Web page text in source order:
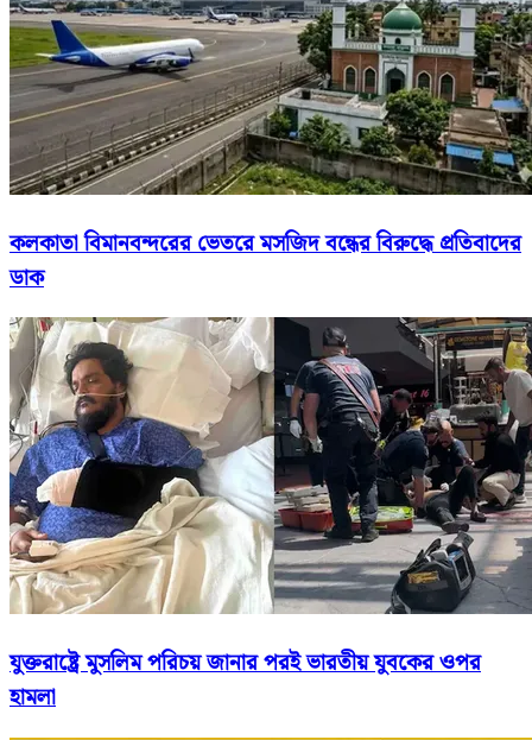
কলকাতা বিমানবন্দরের ভেতরে মসজিদ বন্ধের বিরুদ্ধে প্রতিবাদের
ডাক
যুক্তরাষ্ট্রে মুসলিম পরিচয় জানার পরই ভারতীয় যুবকের ওপর
হামলা